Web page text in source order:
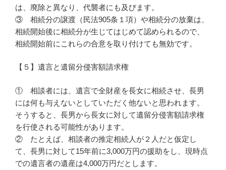
は、廃除と異なり、代襲者にも及びます。
③ 相続分の譲渡（民法905条１項）や相続分の放棄は、
相続開始後に相続分が生じてはじめて認められるので、
相続開始前にこれらの合意を取り付けても無効です。
【５】遺言と遺留分侵害額請求権
① 相談者には、遺言で全財産を長女に相続させ、長男
には何も与えないとしていただく他ないと思われます。
そうすると、長男から長女に対して遺留分侵害額請求権
を行使される可能性があります。
② たとえば、相談者の推定相続人が２人だと仮定し
て、長男に対して15年前に3,000万円の援助をし、現時点
での遺言者の遺産は4,000万円だとします。